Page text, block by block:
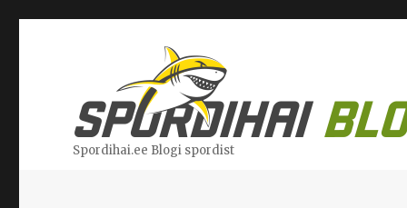
Spordihai.ee Blogi spordist